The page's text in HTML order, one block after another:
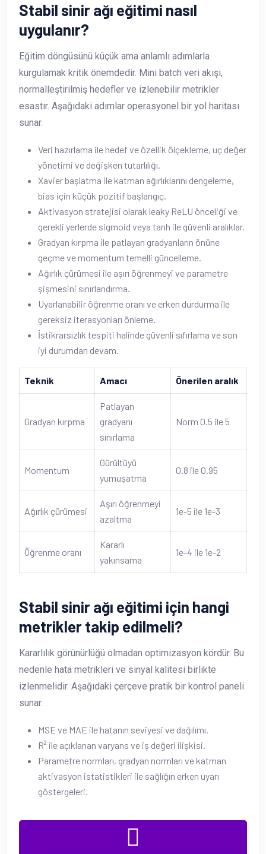
Stabil sinir ağı eğitimi nasıl
uygulanır?
Eğitim döngüsünü küçük ama anlamlı adımlarla
kurgulamak kritik önemdedir. Mini batch veri akışı,
normalleştirilmiş hedefler ve izlenebilir metrikler
esastır. Aşağıdaki adımlar operasyonel bir yol haritası
sunar.
Veri hazırlama ile hedef ve özellik ölçekleme, uç değer
yönetimi ve değişken tutarlılığı.
Xavier başlatma ile katman ağırlıklarını dengeleme,
bias için küçük pozitif başlangıç.
Aktivasyon stratejisi olarak leaky ReLU önceliği ve
gerekli yerlerde sigmoid veya tanh ile güvenli aralıklar.
Gradyan kırpma ile patlayan gradyanların önüne
geçme ve momentum temelli güncelleme.
Ağırlık çürümesi ile aşırı öğrenmeyi ve parametre
şişmesini sınırlandırma.
Uyarlanabilir öğrenme oranı ve erken durdurma ile
gereksiz iterasyonları önleme.
İstikrarsızlık tespiti halinde güvenli sıfırlama ve son
iyi durumdan devam.
Teknik Amacı Önerilen aralık
Gradyan kırpma
Patlayan
gradyanı
sınırlama
Norm 0.5 ile 5
Momentum
Gürültüyü
yumuşatma
0.8 ile 0.95
Ağırlık çürümesi
Aşırı öğrenmeyi
azaltma
1e-5 ile 1e-3
Öğrenme oranı
Kararlı
yakınsama
1e-4 ile 1e-2
Stabil sinir ağı eğitimi için hangi
metrikler takip edilmeli?
Kararlılık görünürlüğü olmadan optimizasyon kördür. Bu
nedenle hata metrikleri ve sinyal kalitesi birlikte
izlenmelidir. Aşağıdaki çerçeve pratik bir kontrol paneli
sunar.
MSE ve MAE ile hatanın seviyesi ve dağılımı.
R² ile açıklanan varyans ve iş değeri ilişkisi.
Parametre normları, gradyan normları ve katman
aktivasyon istatistikleri ile sağlığın erken uyarı
göstergeleri.